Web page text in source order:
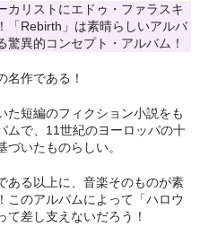
カリストにエドゥ・ファラスキ
「Rebirth」は素晴らしいアルバ
驚異的コンセプト・アルバム！
名作である！
た短編のフィクション小説をも
ムで、11世紀のヨーロッパの十
いたものらしい。
ある以上に、音楽そのものが素
このアルバムによって「ハロウ
て差し支えないだろう！